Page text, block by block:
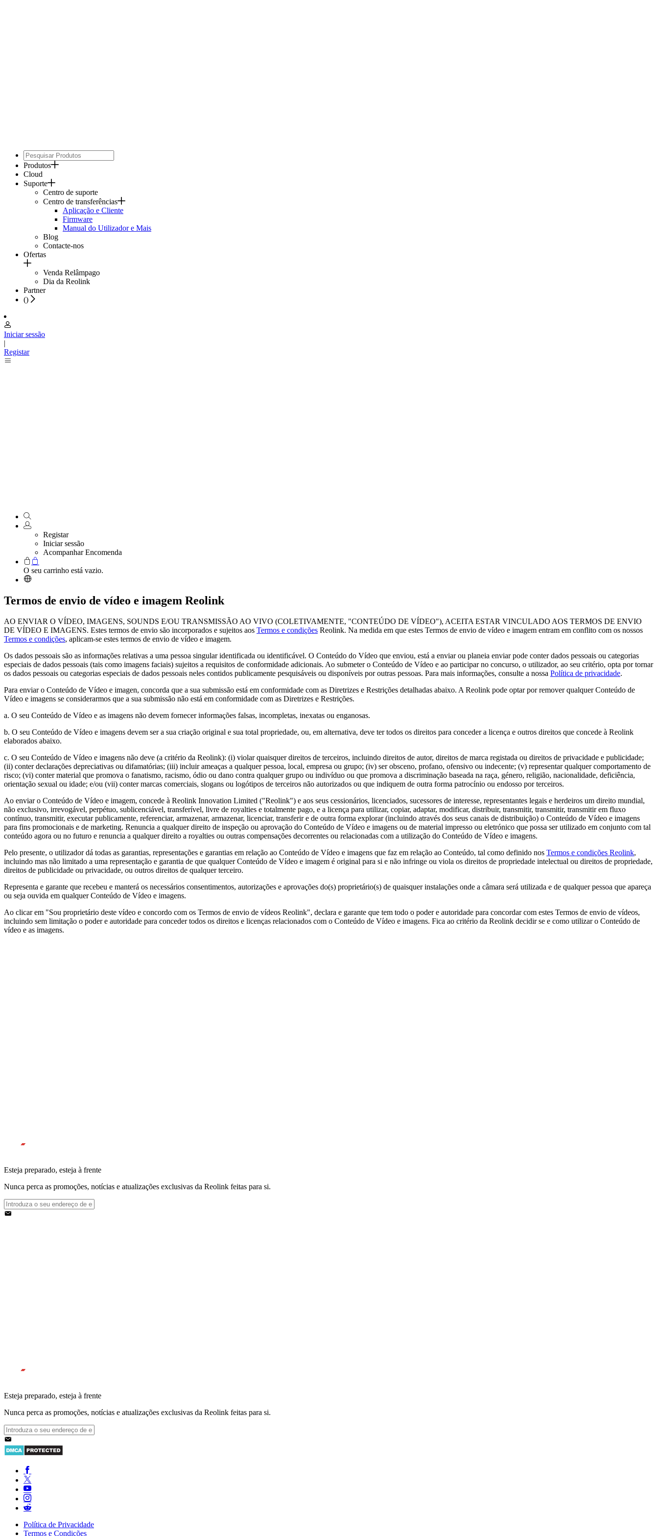
Produtos
Cloud
Suporte
Centro de suporte
Centro de transferências
Aplicação e Cliente
Firmware
Manual do Utilizador e Mais
Blog
Contacte-nos
Ofertas
Venda Relâmpago
Dia da Reolink
Partner
()
Iniciar sessão
|
Registar
Registar
Iniciar sessão
Acompanhar Encomenda
O seu carrinho está vazio.
Termos de envio de vídeo e imagem Reolink
AO ENVIAR O VÍDEO, IMAGENS, SOUNDS E/OU TRANSMISSÃO AO VIVO (COLETIVAMENTE, "CONTEÚDO DE VÍDEO"), ACEITA ESTAR VINCULADO AOS TERMOS DE ENVIO
DE VÍDEO E IMAGENS. Estes termos de envio são incorporados e sujeitos aos Termos e condições Reolink. Na medida em que estes Termos de envio de vídeo e imagem entram em conflito com os nossos
Termos e condições, aplicam-se estes termos de envio de vídeo e imagem.
Os dados pessoais são as informações relativas a uma pessoa singular identificada ou identificável. O Conteúdo do Vídeo que enviou, está a enviar ou planeia enviar pode conter dados pessoais ou categorias
especiais de dados pessoais (tais como imagens faciais) sujeitos a requisitos de conformidade adicionais. Ao submeter o Conteúdo de Vídeo e ao participar no concurso, o utilizador, ao seu critério, opta por tornar
os dados pessoais ou categorias especiais de dados pessoais neles contidos publicamente pesquisáveis ou disponíveis por outras pessoas. Para mais informações, consulte a nossa Política de privacidade.
Para enviar o Conteúdo de Vídeo e imagen, concorda que a sua submissão está em conformidade com as Diretrizes e Restrições detalhadas abaixo. A Reolink pode optar por remover qualquer Conteúdo de
Vídeo e imagens se considerarmos que a sua submissão não está em conformidade com as Diretrizes e Restrições.
a. O seu Conteúdo de Vídeo e as imagens não devem fornecer informações falsas, incompletas, inexatas ou enganosas.
b. O seu Conteúdo de Vídeo e imagens devem ser a sua criação original e sua total propriedade, ou, em alternativa, deve ter todos os direitos para conceder a licença e outros direitos que concede à Reolink
elaborados abaixo.
c. O seu Conteúdo de Vídeo e imagens não deve (a critério da Reolink): (i) violar quaisquer direitos de terceiros, incluindo direitos de autor, direitos de marca registada ou direitos de privacidade e publicidade;
(ii) conter declarações depreciativas ou difamatórias; (iii) incluir ameaças a qualquer pessoa, local, empresa ou grupo; (iv) ser obsceno, profano, ofensivo ou indecente; (v) representar qualquer comportamento de
risco; (vi) conter material que promova o fanatismo, racismo, ódio ou dano contra qualquer grupo ou indivíduo ou que promova a discriminação baseada na raça, género, religião, nacionalidade, deficiência,
orientação sexual ou idade; e/ou (vii) conter marcas comerciais, slogans ou logótipos de terceiros não autorizados ou que indiquem de outra forma patrocínio ou endosso por terceiros.
Ao enviar o Conteúdo de Vídeo e imagem, concede à Reolink Innovation Limited ("Reolink") e aos seus cessionários, licenciados, sucessores de interesse, representantes legais e herdeiros um direito mundial,
não exclusivo, irrevogável, perpétuo, sublicenciável, transferível, livre de royalties e totalmente pago, e a licença para utilizar, copiar, adaptar, modificar, distribuir, transmitir, transmitir, transmitir em fluxo
contínuo, transmitir, executar publicamente, referenciar, armazenar, armazenar, licenciar, transferir e de outra forma explorar (incluindo através dos seus canais de distribuição) o Conteúdo de Vídeo e imagens
para fins promocionais e de marketing. Renuncia a qualquer direito de inspeção ou aprovação do Conteúdo de Vídeo e imagens ou de material impresso ou eletrónico que possa ser utilizado em conjunto com tal
conteúdo agora ou no futuro e renuncia a qualquer direito a royalties ou outras compensações decorrentes ou relacionadas com a utilização do Conteúdo de Vídeo e imagens.
Pelo presente, o utilizador dá todas as garantias, representações e garantias em relação ao Conteúdo de Vídeo e imagens que faz em relação ao Conteúdo, tal como definido nos Termos e condições Reolink,
incluindo mas não limitado a uma representação e garantia de que qualquer Conteúdo de Vídeo e imagem é original para si e não infringe ou viola os direitos de propriedade intelectual ou direitos de propriedade,
direitos de publicidade ou privacidade, ou outros direitos de qualquer terceiro.
Representa e garante que recebeu e manterá os necessários consentimentos, autorizações e aprovações do(s) proprietário(s) de quaisquer instalações onde a câmara será utilizada e de qualquer pessoa que apareça
ou seja ouvida em qualquer Conteúdo de Vídeo e imagens.
Ao clicar em "Sou proprietário deste vídeo e concordo com os Termos de envio de vídeos Reolink", declara e garante que tem todo o poder e autoridade para concordar com estes Termos de envio de vídeos,
incluindo sem limitação o poder e autoridade para conceder todos os direitos e licenças relacionados com o Conteúdo de Vídeo e imagens. Fica ao critério da Reolink decidir se e como utilizar o Conteúdo de
vídeo e as imagens.
Esteja preparado, esteja à frente
Nunca perca as promoções, notícias e atualizações exclusivas da Reolink feitas para si.
Esteja preparado, esteja à frente
Nunca perca as promoções, notícias e atualizações exclusivas da Reolink feitas para si.
Política de Privacidade
Termos e Condições